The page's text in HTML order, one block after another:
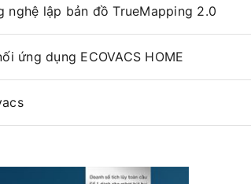
nghệ lập bản đồ TrueMapping 2.0
ứng dụng ECOVACS HOME